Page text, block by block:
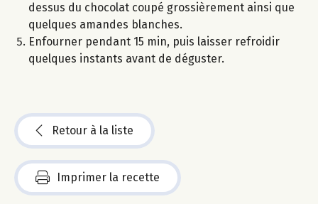
dessus du chocolat coupé grossièrement ainsi que
quelques amandes blanches.
Enfourner pendant 15 min, puis laisser refroidir
quelques instants avant de déguster.
Retour à la liste
Imprimer la recette